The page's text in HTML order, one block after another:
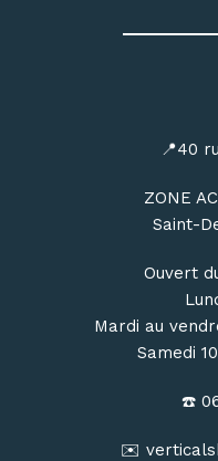
livraison de votre
randonnée et de
📍40
ZONE
Saint-
Ouvert
Mardi au
Samedi
☎️
✉️